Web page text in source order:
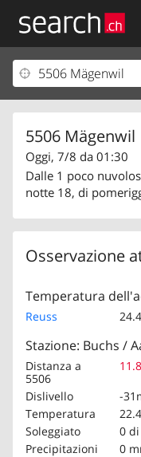
5506 Mägenwil
Oggi, 7/8 da 01:30
Dalle 1 poco
notte 18, di
Osservazione
Temperatura
Reuss
Stazione: Buchs /
Distanza a
5506
Dislivello
-
Temperatura
Soleggiato
0
Precipitazioni
0
Il vostro profolio
Area clienti